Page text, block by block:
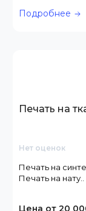
Подробнее
Печать на
Нет оценок
Печать на
Печать на нату..
Цена от 20